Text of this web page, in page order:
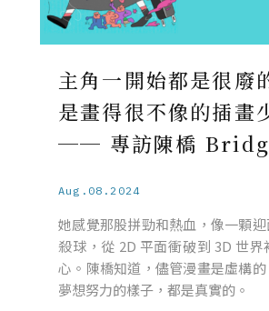
主角一開始都是很廢
是畫得很不像的插畫
── 專訪陳橋
Aug.08.2024
她感覺那股拼勁和熱血，像一顆
殺球，從 2D 平面衝破到 3D 世
心。陳橋知道，儘管漫畫是虛構
夢想努力的樣子，都是真實的。